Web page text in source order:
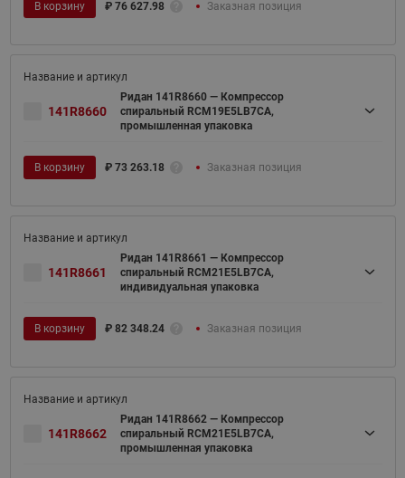
В корзину ₽ 76 627.98 Заказная позиция
141R8660
Ридан 141R8660 — Компрессор
спиральный RCM19E5LB7CA,
промышленная упаковка
В корзину ₽ 73 263.18 Заказная позиция
141R8661
Ридан 141R8661 — Компрессор
спиральный RCM21E5LB7CA,
индивидуальная упаковка
В корзину ₽ 82 348.24 Заказная позиция
141R8662
Ридан 141R8662 — Компрессор
спиральный RCM21E5LB7CA,
промышленная упаковка